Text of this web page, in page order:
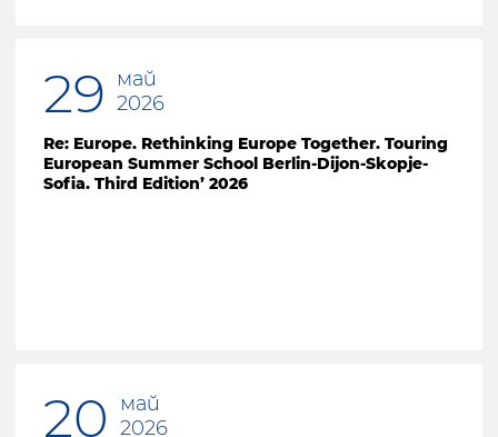
29
май
2026
Re: Europe. Rethinking Europe Together. Touring
European Summer School Berlin-Dijon-Skopje-
Sofia. Third Edition’ 2026
20
май
2026